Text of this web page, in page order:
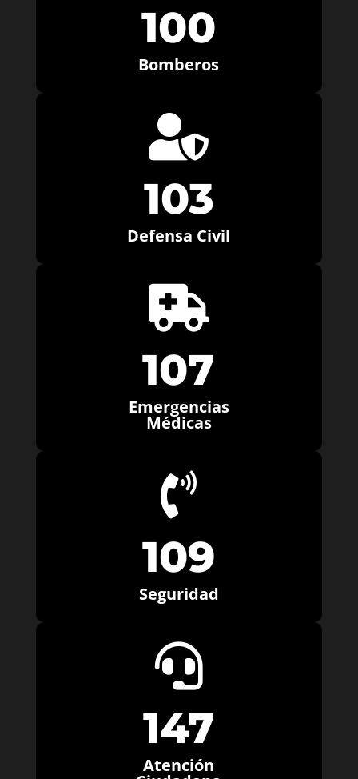
100
Bomberos

103
Defensa Civil

107
Emergencias
Médicas

109
Seguridad

147
Atención